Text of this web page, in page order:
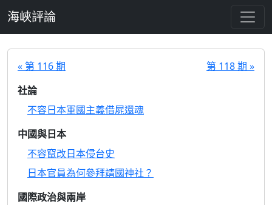
海峽評論
« 第 116 期
第 118 期 »
社論
不容日本軍國主義借屍還魂
中國與日本
不容竄改日本侵台史
日本官員為何參拜靖國神社？
國際政治與兩岸